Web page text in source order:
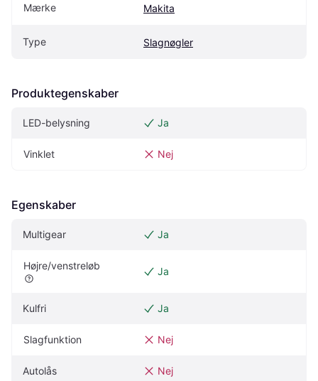
Mærke Makita
Type Slagnøgler
Produktegenskaber
LED-belysning Ja
Vinklet Nej
Egenskaber
Multigear Ja
Højre/venstreløb Ja
Kulfri Ja
Slagfunktion Nej
Autolås Nej